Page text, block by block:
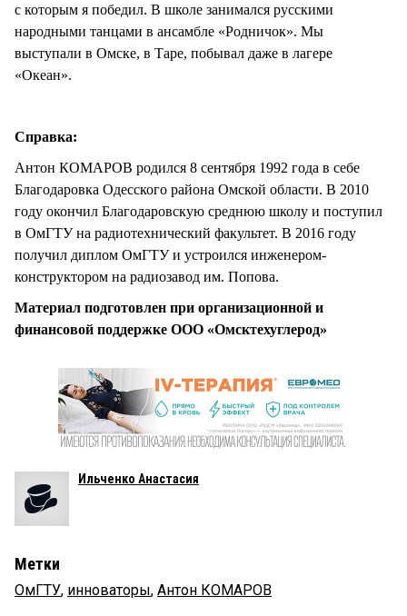
с которым я победил. В школе занимался русскими
народными танцами в ансамбле «Родничок». Мы
выступали в Омске, в Таре, побывал даже в лагере
«Океан».
Справка:
Антон КОМАРОВ родился 8 сентября 1992 года в себе
Благодаровка Одесского района Омской области. В 2010
году окончил Благодаровскую среднюю школу и поступил
в ОмГТУ на радиотехнический факультет. В 2016 году
получил диплом ОмГТУ и устроился инженером-
конструктором на радиозавод им. Попова.
Материал подготовлен при организационной и
финансовой поддержке ООО «Омсктехуглерод»
Ильченко Анастасия
Метки
ОмГТУ, инноваторы, Антон КОМАРОВ